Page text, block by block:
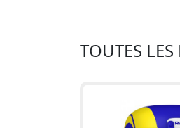
TOUTES